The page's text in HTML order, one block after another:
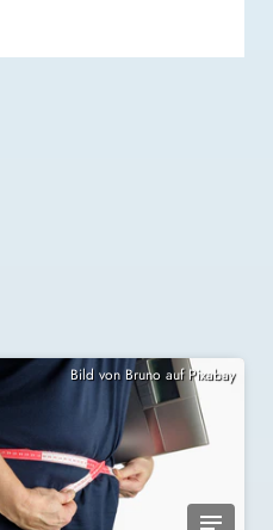
Bild von Bruno auf Pixabay